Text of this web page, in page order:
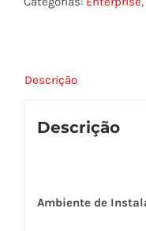
Descrição
Descrição
Ambiente de